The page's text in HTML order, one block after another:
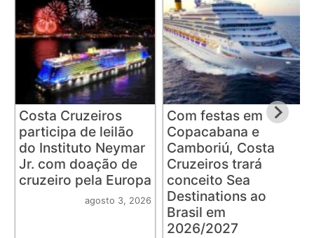
Costa Cruzeiros
participa de leilão
do Instituto Neymar
Jr. com doação de
cruzeiro pela Europa
agosto 3, 2026
Com festas em
Copacabana e
Camboriú, Costa
Cruzeiros trará
conceito Sea
Destinations ao
Brasil em
2026/2027